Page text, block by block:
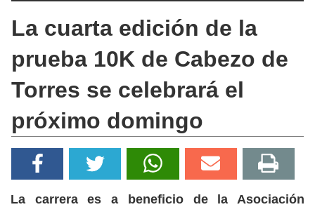
La cuarta edición de la
prueba 10K de Cabezo de
Torres se celebrará el
próximo domingo
La carrera es a beneficio de la Asociación